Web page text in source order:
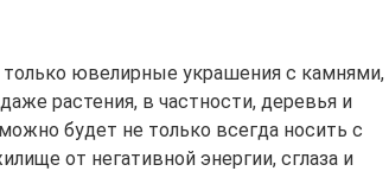
ювелирные украшения с камнями,
растения, в частности, деревья и
будет не только всегда носить с
от негативной энергии, сглаза и